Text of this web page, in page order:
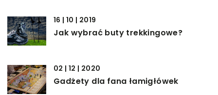
16 | 10 | 2019
Jak wybrać buty trekkingowe?
02 | 12 | 2020
Gadżety dla fana łamigłówek